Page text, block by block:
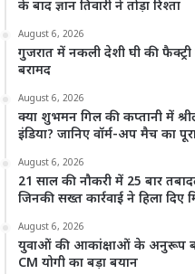
के बाद ज्ञान तिवारी ने तोड़ा रिश्ता
August 6, 2026
गुजरात में नकली देशी घी की
बरामद
August 6, 2026
क्या शुभमन गिल की कप्तानी में
इंडिया? जानिए वॉर्म-अप मैच का
August 6, 2026
21 साल की नौकरी में 25 बार
जिनकी सख्त कार्रवाई ने हिला दिए
August 6, 2026
युवाओं की आकांक्षाओं के अनुरूप
CM योगी का बड़ा बयान